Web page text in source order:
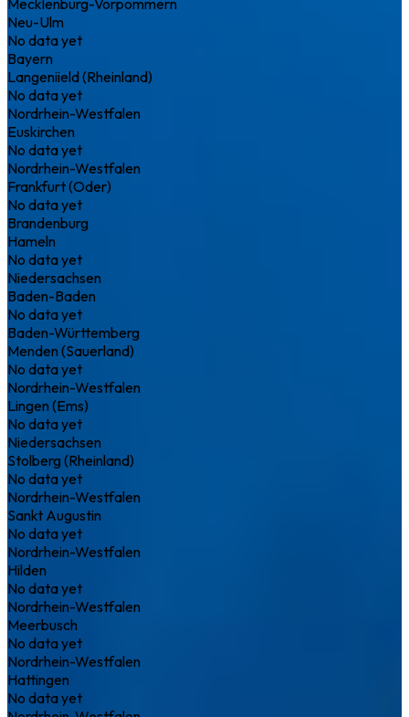
Neu-Ulm
No data yet
Bayern
Langeniield (Rheinland)
No data yet
Nordrhein-Westfalen
Euskirchen
No data yet
Nordrhein-Westfalen
Frankfurt (Oder)
No data yet
Brandenburg
Hameln
No data yet
Niedersachsen
Baden-Baden
No data yet
Baden-Württemberg
Menden (Sauerland)
No data yet
Nordrhein-Westfalen
Lingen (Ems)
No data yet
Niedersachsen
Stolberg (Rheinland)
No data yet
Nordrhein-Westfalen
Sankt Augustin
No data yet
Nordrhein-Westfalen
Hilden
No data yet
Nordrhein-Westfalen
Meerbusch
No data yet
Nordrhein-Westfalen
Hattingen
No data yet